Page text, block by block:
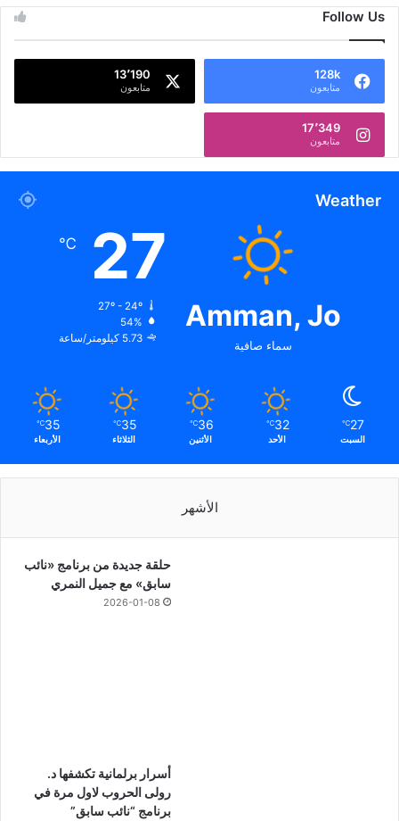
Follow Us
128k
متابعون
13٬190
متابعون
17٬349
متابعون
Weather
Amman, Jo
سماء صافية
27
℃
27º - 24º
54%
5.73 كيلومتر/ساعة
27
℃
السبت
32
℃
الأحد
36
℃
الأثنين
35
℃
الثلاثاء
35
℃
الأربعاء
الأشهر
حلقة جديدة من برنامج «نائب
سابق» مع جميل النمري
2026-01-08
أسرار برلمانية تكشفها د.
رولى الحروب لاول مرة في
برنامج “نائب سابق”